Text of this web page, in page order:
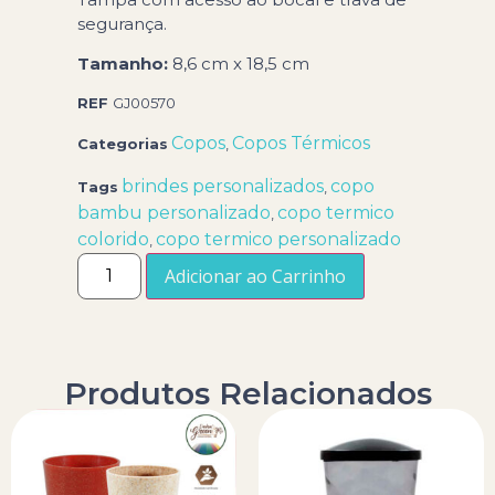
segurança.
Tamanho: 8,6 cm x 18,5 cm
REF GJ00570
Categorias Copos ,Copos Térmicos
Tags brindes personalizados ,copo
bambu personalizado ,copo termico
colorido ,copo termico personalizado
Adicionar ao Carrinho
Produtos Relacionados